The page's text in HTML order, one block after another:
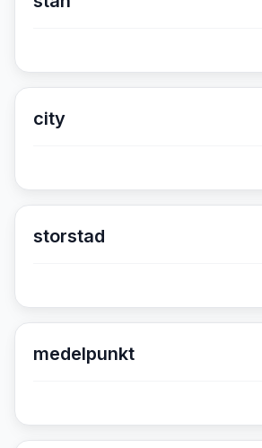
city
storstad
medelpunkt